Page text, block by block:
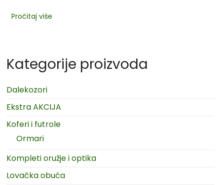
Pročitaj više
Kategorije proizvoda
Dalekozori
Ekstra AKCIJA
Koferi i futrole
Ormari
Kompleti oružje i optika
Lovačka obuća